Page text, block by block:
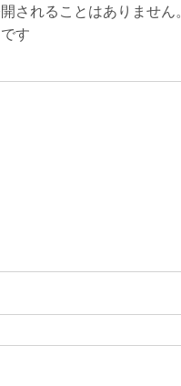
されることはありません。
す